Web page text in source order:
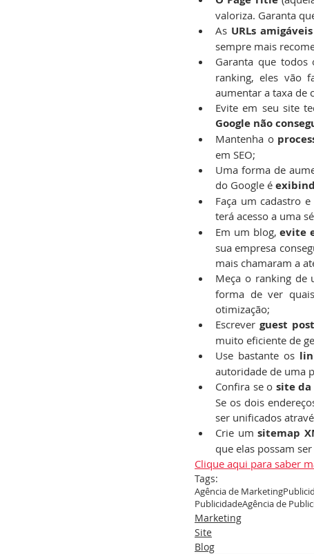
valoriza. Garanta
As URLs amigáveis
sempre mais
Garanta que
ranking, eles vão
aumentar a taxa de
Google não
Mantenha o
em SEO;
Uma forma de
do Google é
Faça um cadastro
terá acesso a uma
Em um blog, evite
sua empresa
mais chamaram a
Meça o ranking de
forma de ver
otimização;
Escrever guest
muito eficiente de
Use bastante os
autoridade de uma
Confira se o site da
Se os dois
ser unificados
Crie um sitemap
que elas possam
Clique aqui para saber
Tags:
Agência de Marketing
PublicidadeAgência de
Marketing
Site
Blog